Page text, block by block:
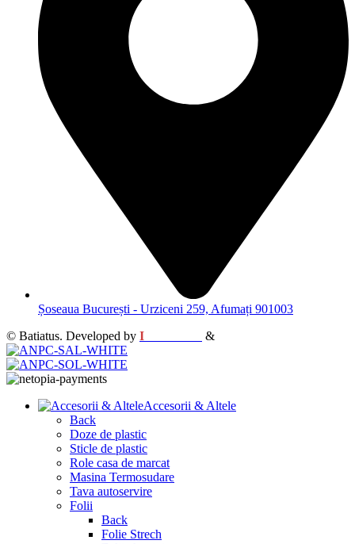
Șoseaua București - Urziceni 259, Afumați 901003
© Batiatus. Developed by I &
Accesorii & Altele
Back
Doze de plastic
Sticle de plastic
Role casa de marcat
Masina Termosudare
Tava autoservire
Folii
Back
Folie Strech